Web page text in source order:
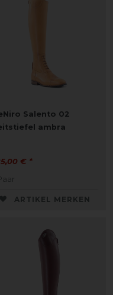
Salento 02
ambra
€ *
ARTIKEL MERKEN